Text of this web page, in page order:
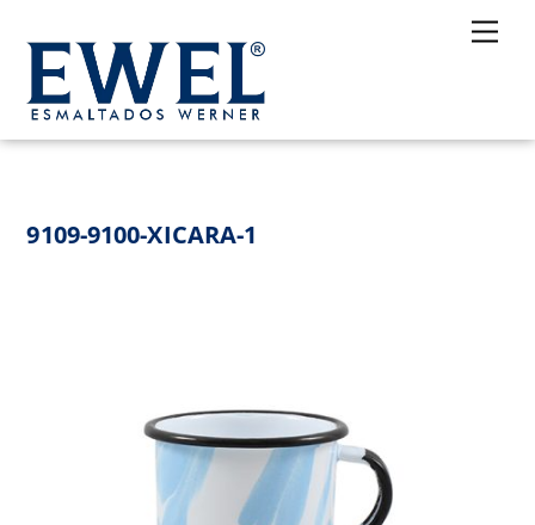
content
9109-9100-XICARA-1